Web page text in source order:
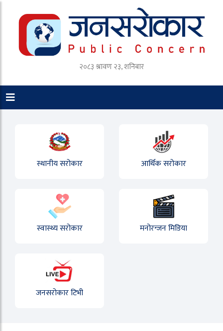
२०८३ श्रावण २३, शनिबार
स्थानीय सरोकार आर्थिक सरोकार
स्वास्थ्य सरोकार मनोरन्जन मिडिया
जनसरोकार टिभी